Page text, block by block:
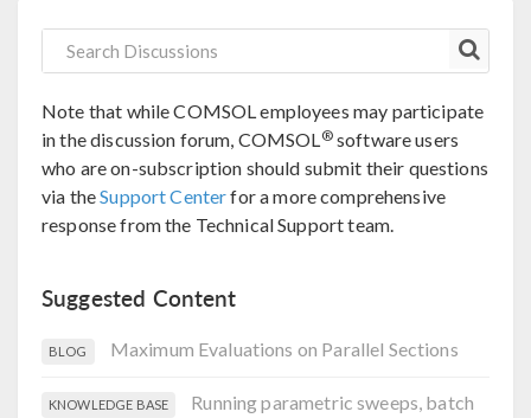
Note that while COMSOL employees may participate
in the discussion forum, COMSOL®software users
who are on-subscription should submit their questions
via theSupport Centerfor a more comprehensive
response from the Technical Support team.
Suggested Content
BLOG Maximum Evaluations on Parallel Sections
KNOWLEDGE BASE
Running parametric sweeps, batch